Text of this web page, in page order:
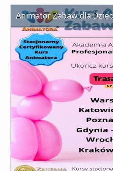
Animator Zabaw dla